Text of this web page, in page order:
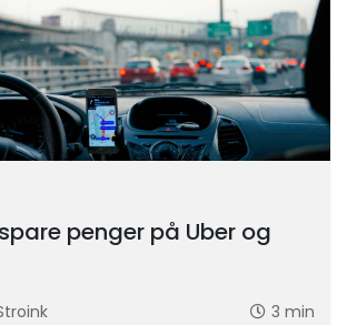
penger på Uber og
3 min